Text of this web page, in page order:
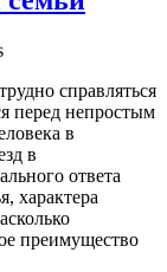
справляться
перед непростым
в
в
ответа
характера
преимущество